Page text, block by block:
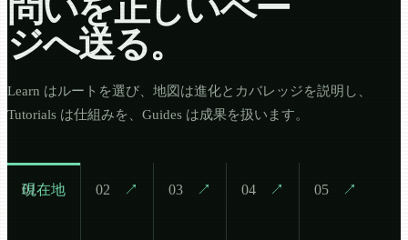
問いを正しいペー
ジへ送る。
Learn はルートを選び、地図は進化とカバレッジを説明し、
Tutorials は仕組みを、Guides は成果を扱います。
01
現在地 02 ↗ 03 ↗ 04 ↗ 05 ↗